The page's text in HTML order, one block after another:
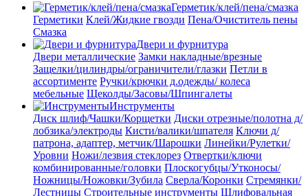
Герметик/клей/пена/смазка
Герметики Клей/Жидкие гвозди Пена/Очиститель пены
Смазка
Двери и фурнитура
Двери металлические Замки накладные/врезные
Защелки/цилиндры/ограничители/глазки Петли в
ассортименте Ручки/крючки д.одежды/ колеса
мебельные Щеколды/Засовы/Шпингалеты
Инструменты
Диск шлиф/Чашки/Корщетки Диски отрезные/полотна д/
лобзика/электроды Кисти/валики/шпателя Ключи д/
патрона, адаптер, метчик/Шарошки Линейки/Рулетки/
Уровни Ножи/лезвия стеклорез Отвертки/ключи
комбинированные/головки Плоскогубцы/Утконосы/
Ножницы/Ножовки/Зубила Сверла/Коронки Стремянки/
Лестницы Строительные инструменты Шлифовальная